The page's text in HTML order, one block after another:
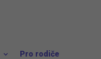
Pro rodiče